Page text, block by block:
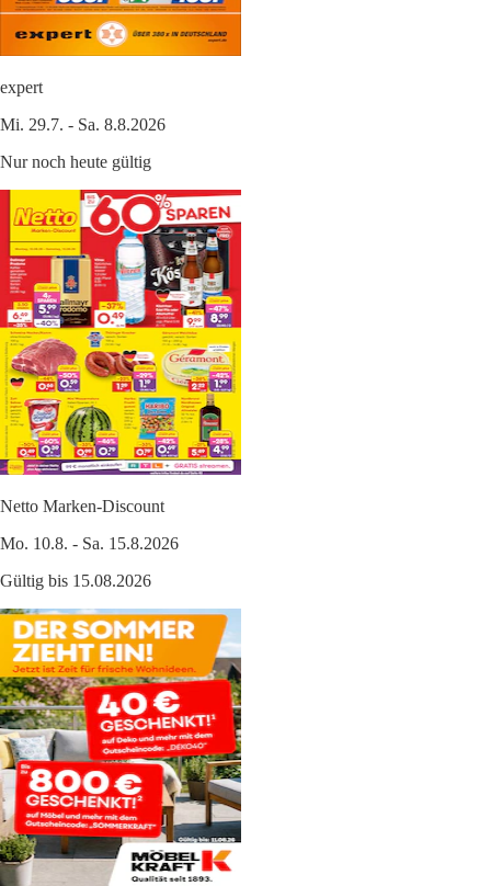
expert
Mi. 29.7. - Sa. 8.8.2026
Nur noch heute gültig
Netto Marken-Discount
Mo. 10.8. - Sa. 15.8.2026
Gültig bis 15.08.2026